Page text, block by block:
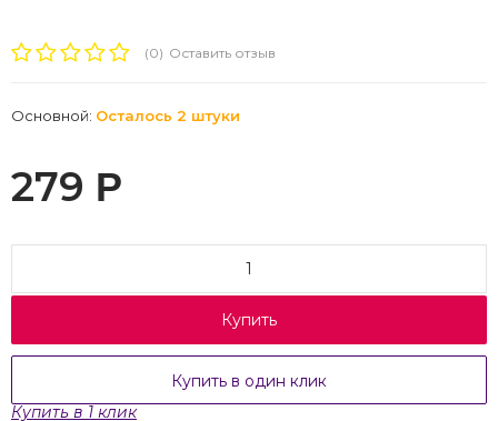
(0) Оставить отзыв
Основной: Осталось 2 штуки
279 Р
Купить
Купить в один клик
Купить в 1 клик